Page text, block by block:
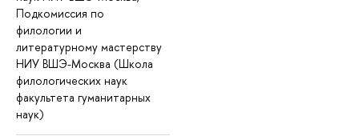
Подкомиссия по
филологии и
литературному мастерству
НИУ ВШЭ-Москва (Школа
филологических наук
факультета гуманитарных
наук)